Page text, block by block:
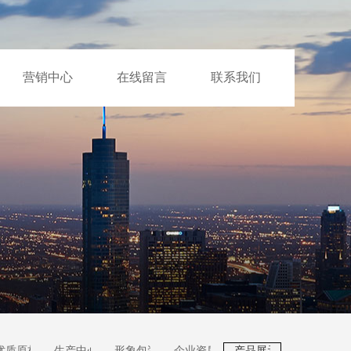
营销中心 在线留言 联系我们